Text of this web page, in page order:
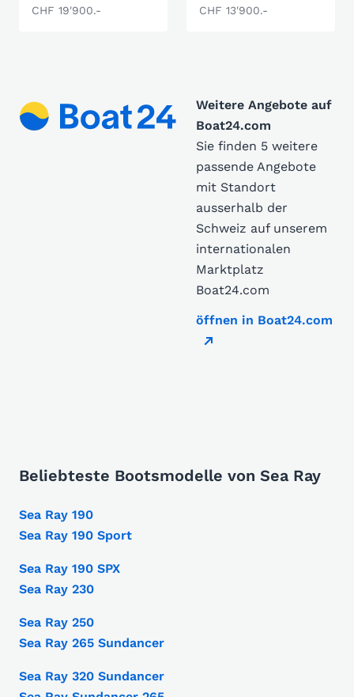
CHF 19'900.- CHF 13'900.-
Weitere Angebote auf
Boat24.com
Sie finden 5 weitere
passende Angebote
mit Standort
ausserhalb der
Schweiz auf unserem
internationalen
Marktplatz
Boat24.com
öffnen in Boat24.com
Beliebteste Bootsmodelle von Sea Ray
Sea Ray 190
Sea Ray 190 Sport
Sea Ray 190 SPX
Sea Ray 230
Sea Ray 250
Sea Ray 265 Sundancer
Sea Ray 320 Sundancer